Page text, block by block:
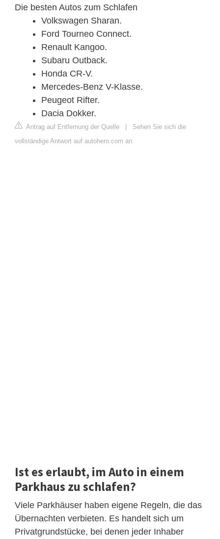
Die besten Autos zum Schlafen
Volkswagen Sharan.
Ford Tourneo Connect.
Renault Kangoo.
Subaru Outback.
Honda CR-V.
Mercedes-Benz V-Klasse.
Peugeot Rifter.
Dacia Dokker.
Antrag auf Entfernung der Quelle | Sehen Sie sich die
vollständige Antwort auf autohero.com an
Ist es erlaubt, im Auto in einem
Parkhaus zu schlafen?
Viele Parkhäuser haben eigene Regeln, die das
Übernachten verbieten. Es handelt sich um
Privatgrundstücke, bei denen jeder Inhaber